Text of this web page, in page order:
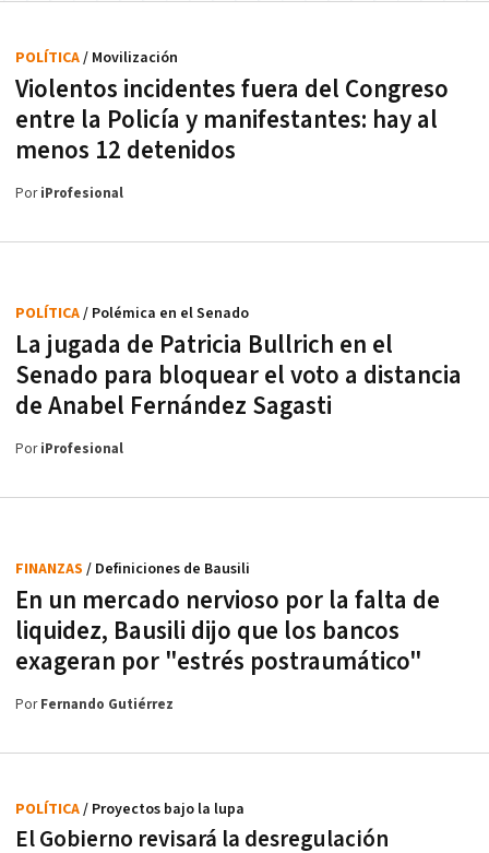
Violentos incidentes fuera del Congreso
entre la Policía y manifestantes: hay al
menos 12 detenidos
POLÍTICA/ Movilización
PoriProfesional
La jugada de Patricia Bullrich en el
Senado para bloquear el voto a distancia
de Anabel Fernández Sagasti
POLÍTICA/ Polémica en el Senado
PoriProfesional
En un mercado nervioso por la falta de
liquidez, Bausili dijo que los bancos
exageran por "estrés postraumático"
FINANZAS / Definiciones de Bausili
PorFernando Gutiérrez
El Gobierno revisará la desregulación
POLÍTICA/ Proyectos bajo la lupa